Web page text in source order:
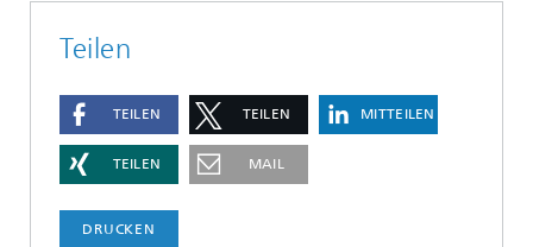
Teilen
TEILEN TEILEN MITTEILEN
TEILEN MAIL
DRUCKEN